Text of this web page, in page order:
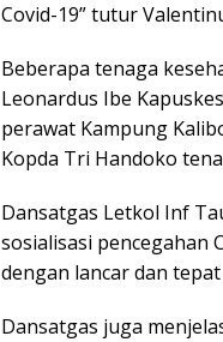
Covid-19” tutur
Beberapa tenaga
Leonardus Ibe
perawat Kampung
Kopda Tri Handoko
Dansatgas Letkol Inf
sosialisasi pencegahan
dengan lancar dan
Dansatgas juga